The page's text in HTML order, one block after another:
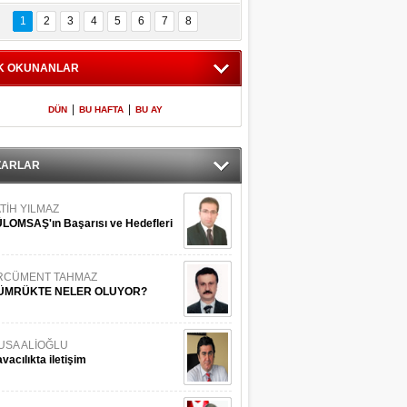
İstanbul
Adaları
600 milletvekilinin
listesi
1 2 3 4 5 6 7 8
OKUNANLAR
DÜN BU HAFTA BU AY
YILMAZ
Başarısı ve Hedefleri
TAHMAZ
NELER OLUYOR?
ALİOĞLU
iletişim